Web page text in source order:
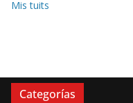
Mis tuits
Categorías